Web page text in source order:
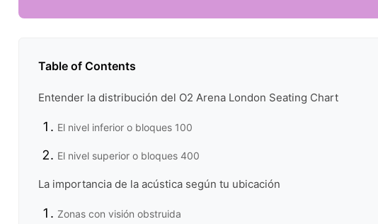
Table of Contents
Entender la distribución del O2 Arena London Seating Chart
El nivel inferior o bloques 100
El nivel superior o bloques 400
La importancia de la acústica según tu ubicación
Zonas con visión obstruida